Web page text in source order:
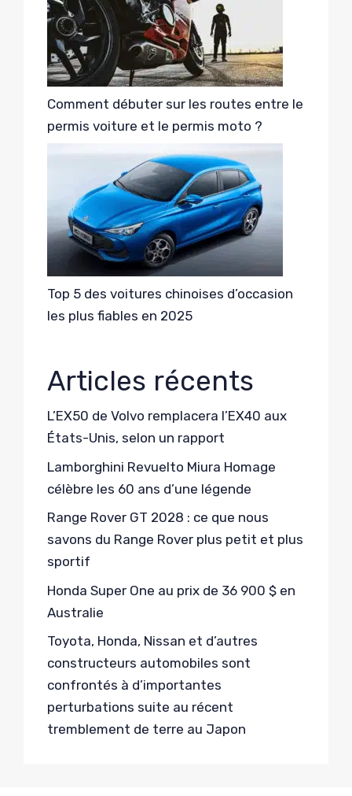
Comment débuter sur les routes entre le
permis voiture et le permis moto ?
Top 5 des voitures chinoises d’occasion
les plus fiables en 2025
Articles récents
L’EX50 de Volvo remplacera l’EX40 aux
États-Unis, selon un rapport
Lamborghini Revuelto Miura Homage
célèbre les 60 ans d’une légende
Range Rover GT 2028 : ce que nous
savons du Range Rover plus petit et plus
sportif
Honda Super One au prix de 36 900 $ en
Australie
Toyota, Honda, Nissan et d’autres
constructeurs automobiles sont
confrontés à d’importantes
perturbations suite au récent
tremblement de terre au Japon